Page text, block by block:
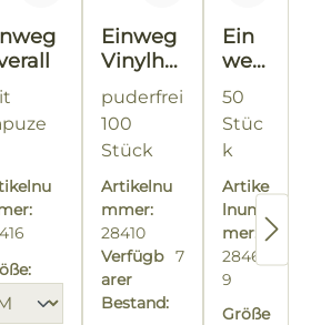
Einweg
Vinylha
ndschu
he
puderfrei
100
Stück
Gr. S
Artikelnu
mmer:
28410
Verfügb
arer
Bestand:
7
Ein
weg
han
dsch
uhe
Com
fort
Grip
50
Stüc
k
Artike
lnum
mer:
2846
9
Größe